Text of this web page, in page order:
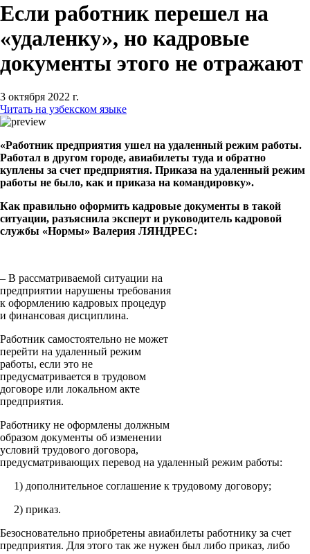
Если работник перешел на
«удаленку», но кадровые
документы этого не отражают
3 октября 2022 г.
Читать на узбекском языке
«Работник предприятия ушел на удаленный режим работы.
Работал в другом городе, авиабилеты туда и обратно
куплены за счет предприятия. Приказа на удаленный режим
работы не было, как и приказа на командировку».
Как правильно оформить кадровые документы в такой
ситуации, разъяснила эксперт и руководитель кадровой
службы «Нормы» Валерия ЛЯНДРЕС:
– В рассматриваемой ситуации на
предприятии нарушены требования
к оформлению кадровых процедур
и финансовая дисциплина.
Работник самостоятельно не может
перейти на удаленный режим
работы, если это не
предусматривается в трудовом
договоре или локальном акте
предприятия.
Работнику не оформлены должным
образом документы об изменении
условий трудового договора,
предусматривающих перевод на удаленный режим работы:
1) дополнительное соглашение к трудовому договору;
2) приказ.
Безосновательно приобретены авиабилеты работнику за счет
предприятия. Для этого так же нужен был либо приказ, либо